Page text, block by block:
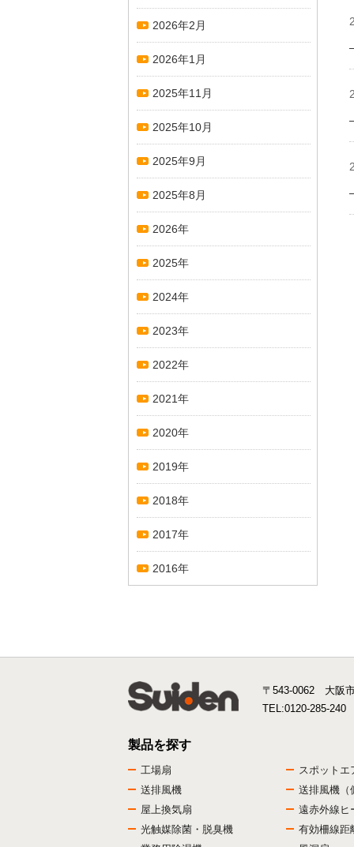
2026年2月
2026年1月
2025年11月
2025年10月
2025年9月
2025年8月
2026年
2025年
2024年
2023年
2022年
2021年
2020年
2019年
2018年
2017年
2016年
〒543-0062 大阪
TEL:0120-285-240
製品を探す
工場扇
スポットエ
送排風機
送排風機（
屋上換気扇
遠赤外線ヒ
光触媒除菌・脱臭機
有効柵線距